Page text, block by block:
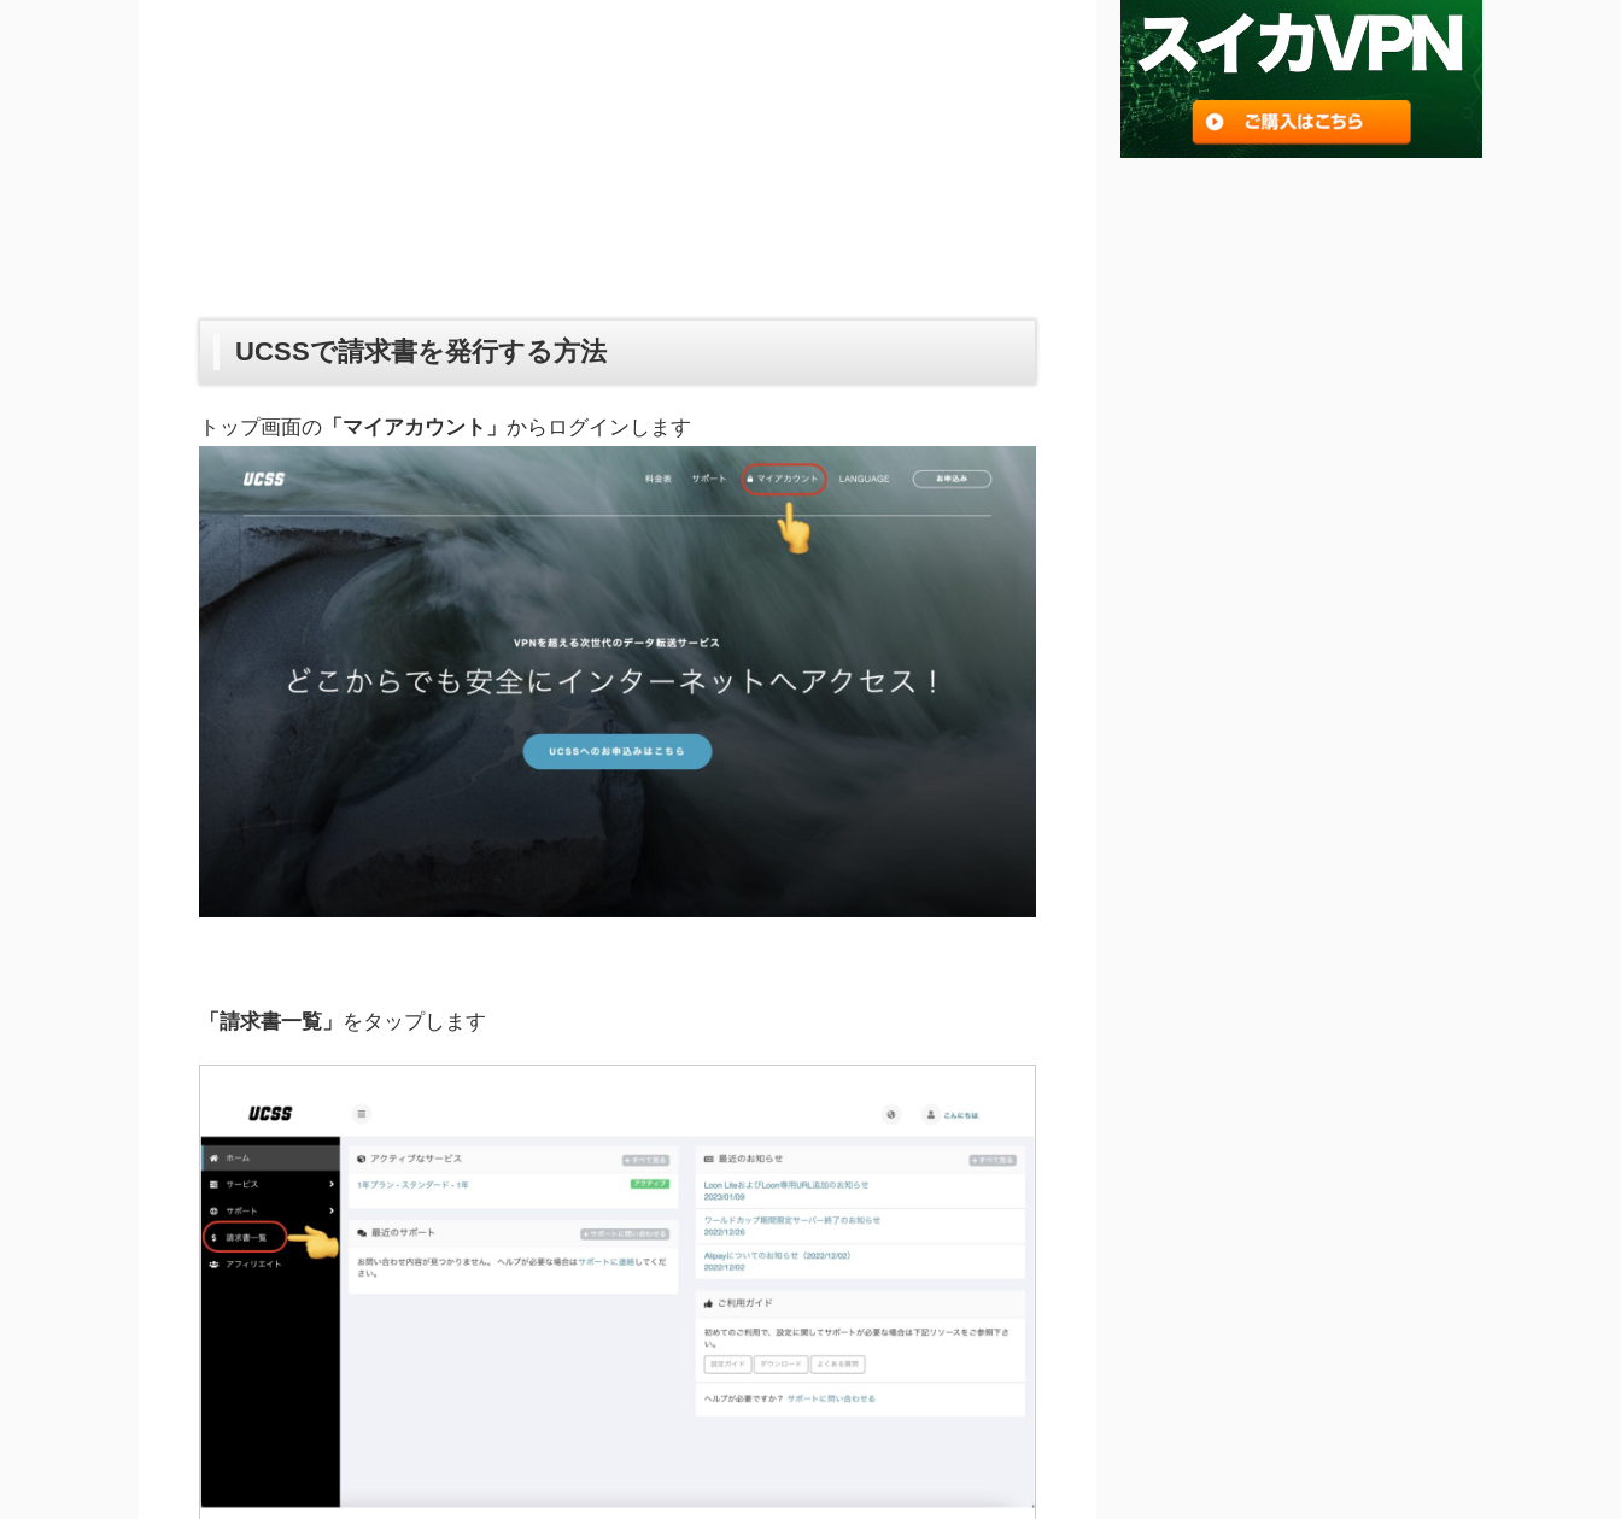
UCSSで請求書を発行する方法
トップ画面の 「マイアカウント」 からログインします
「請求書一覧」 をタップします